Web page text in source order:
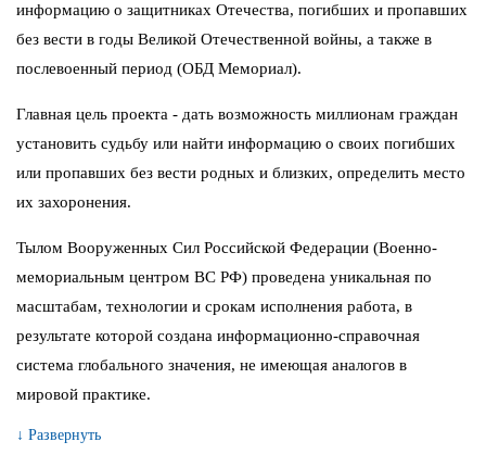
информацию о защитниках Отечества, погибших и пропавших
без вести в годы Великой Отечественной войны, а также в
послевоенный период (ОБД Мемориал).
Главная цель проекта - дать возможность миллионам граждан
установить судьбу или найти информацию о своих погибших
или пропавших без вести родных и близких, определить место
их захоронения.
Тылом Вооруженных Сил Российской Федерации (Военно-
мемориальным центром ВС РФ) проведена уникальная по
масштабам, технологии и срокам исполнения работа, в
результате которой создана информационно-справочная
система глобального значения, не имеющая аналогов в
мировой практике.
↓ Развернуть